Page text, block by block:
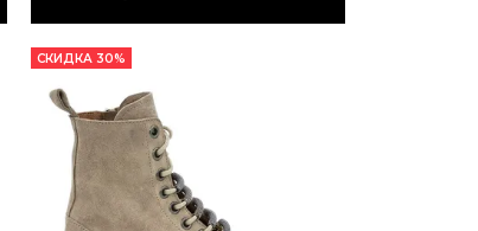
СКИДКА 30%